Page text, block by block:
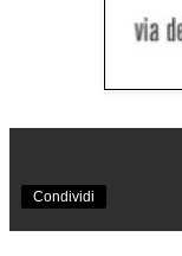
Condividi